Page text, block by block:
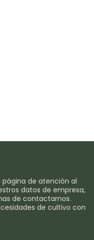
página de atención al
datos de empresa,
de contactarnos.
de cultivo con